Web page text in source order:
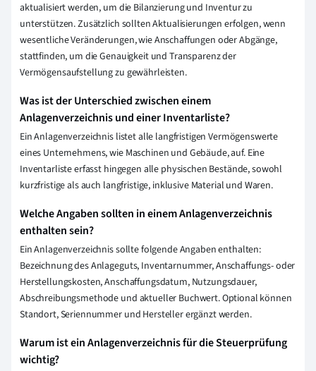
aktualisiert werden, um die Bilanzierung und Inventur zu
unterstützen. Zusätzlich sollten Aktualisierungen erfolgen, wenn
wesentliche Veränderungen, wie Anschaffungen oder Abgänge,
stattfinden, um die Genauigkeit und Transparenz der
Vermögensaufstellung zu gewährleisten.
Was ist der Unterschied zwischen einem
Anlagenverzeichnis und einer Inventarliste?
Ein Anlagenverzeichnis listet alle langfristigen Vermögenswerte
eines Unternehmens, wie Maschinen und Gebäude, auf. Eine
Inventarliste erfasst hingegen alle physischen Bestände, sowohl
kurzfristige als auch langfristige, inklusive Material und Waren.
Welche Angaben sollten in einem Anlagenverzeichnis
enthalten sein?
Ein Anlagenverzeichnis sollte folgende Angaben enthalten:
Bezeichnung des Anlageguts, Inventarnummer, Anschaffungs- oder
Herstellungskosten, Anschaffungsdatum, Nutzungsdauer,
Abschreibungsmethode und aktueller Buchwert. Optional können
Standort, Seriennummer und Hersteller ergänzt werden.
Warum ist ein Anlagenverzeichnis für die Steuerprüfung
wichtig?